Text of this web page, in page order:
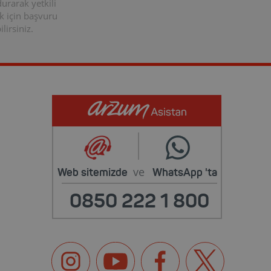
yetkili
için başvuru
Web sitemizde ve WhatsApp 'ta
0850 222 1 800